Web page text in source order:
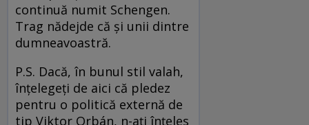
continuă numit Schengen.
Trag nădejde că și unii dintre
dumneavoastră.
P.S. Dacă, în bunul stil valah,
înțelegeți de aici că pledez
pentru o politică externă de
tip Viktor Orbán, n-ați înțeles